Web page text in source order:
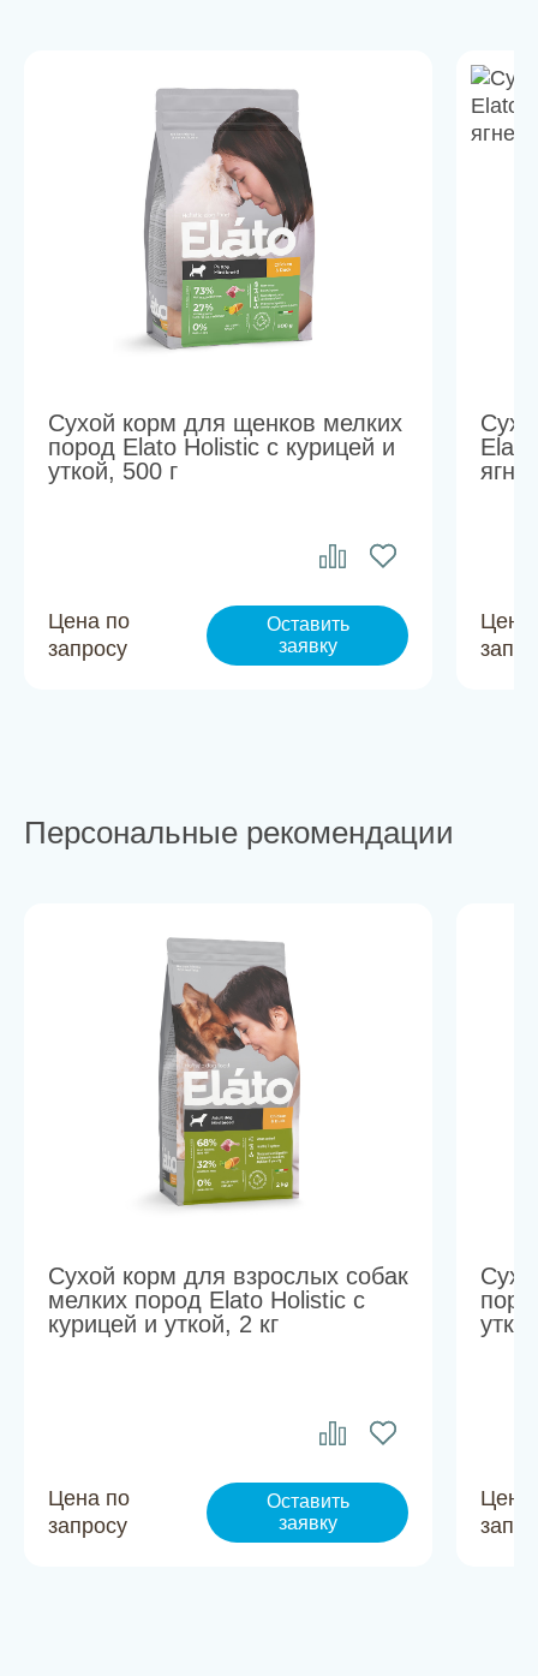
Сухой корм для щенков мелких
пород Elato Holistic с курицей и
уткой, 500 г
Цена по
запросу
Оставить
заявку
Цена
Персональные рекомендации
Сухой корм для взрослых собак
мелких пород Elato Holistic с
курицей и уткой, 2 кг
Цена по
запросу
Оставить
заявку
Цена